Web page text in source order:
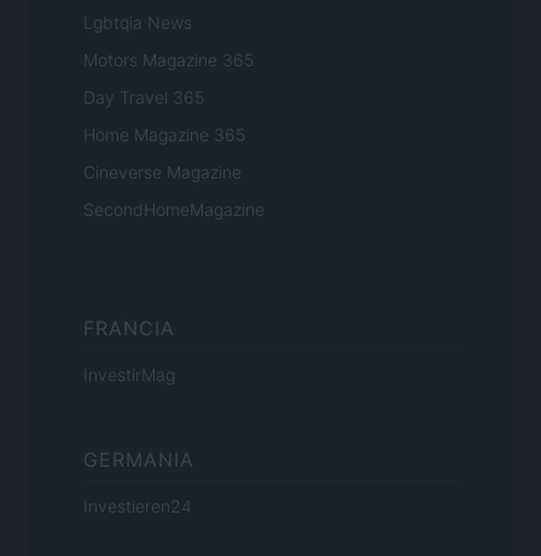
Lgbtqia News
Motors Magazine 365
Day Travel 365
Home Magazine 365
Cineverse Magazine
SecondHomeMagazine
FRANCIA
InvestirMag
GERMANIA
Investieren24